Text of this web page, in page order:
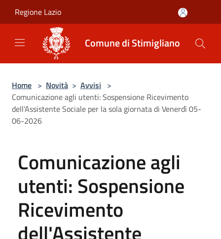
Regione Lazio
Comune di Stimigliano
Home > Novità > Avvisi >
Comunicazione agli utenti: Sospensione Ricevimento
dell'Assistente Sociale per la sola giornata di Venerdì 05-
06-2026
Comunicazione agli
utenti: Sospensione
Ricevimento